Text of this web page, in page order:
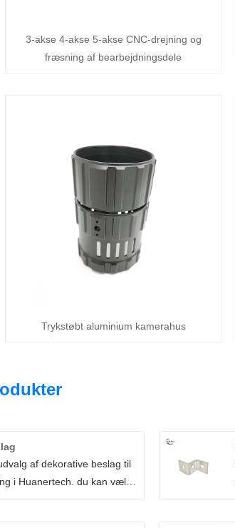
3-akse 4-akse 5-akse CNC-drejning og
fræsning af bearbejdningsdele
Trykstøbt aluminium kamerahus
af dekorative beslag til
i Huanertech. du kan vælge